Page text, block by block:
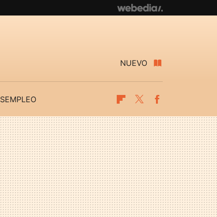
NUEVO
Flipboard
Twitter